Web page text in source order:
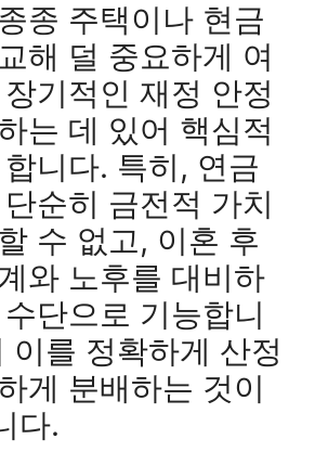
종 주택이나 현금
해 덜 중요하게 여
기적인 재정 안정
는 데 있어 핵심적
니다. 특히, 연금
순히 금전적 가치
수 없고, 이혼 후
와 노후를 대비하
단으로 기능합니
이를 정확하게 산정
게 분배하는 것이
다.